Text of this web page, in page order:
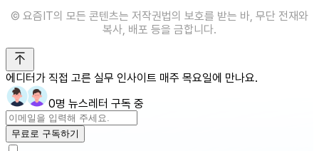
©️ 요즘IT의 모든 콘텐츠는 저작권법의 보호를 받는 바, 무단 전재와
복사, 배포 등을 금합니다.
에디터가 직접 고른 실무 인사이트 매주 목요일에 만나요.
0명 뉴스레터 구독 중
무료로 구독하기